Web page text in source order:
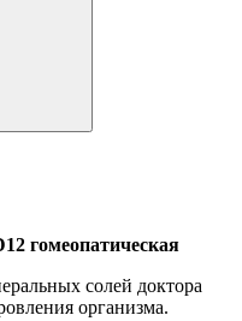
гомеопатическая
солей доктора
организма.